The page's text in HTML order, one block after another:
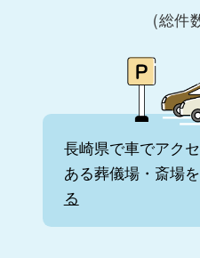
(総件
長崎県で車でアク
ある葬儀場・斎場
る